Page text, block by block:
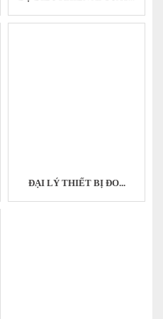
ĐẠI LÝ THIẾT BỊ ĐO...